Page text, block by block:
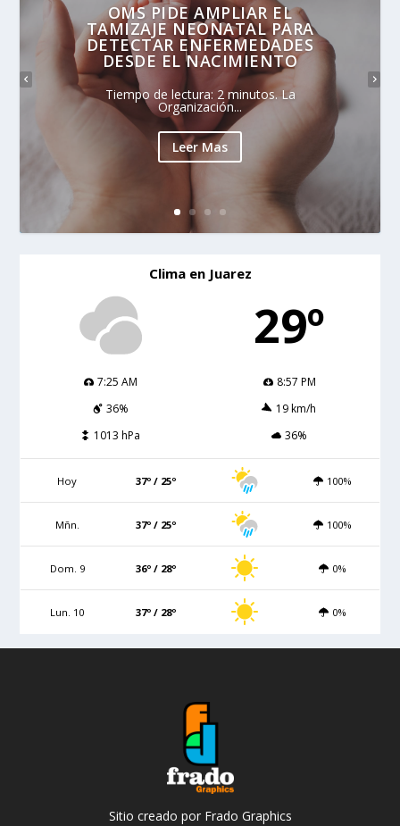
OMS PIDE AMPLIAR EL
TAMIZAJE NEONATAL PARA
DETECTAR ENFERMEDADES
DESDE EL NACIMIENTO
Tiempo de lectura: 2 minutos. La
Organización...
Leer Mas
Clima en Juarez
29º
7:25 AM
8:57 PM
36%
19 km/h
1013 hPa
36%
Hoy 37º / 25º 100%
Mñn. 37º / 25º 100%
Dom. 9 36º / 28º 0%
Lun. 10 37º / 28º 0%
Sitio creado por Frado Graphics